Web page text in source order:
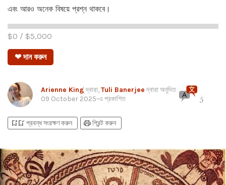
এবং আরও অনেক বিষয়ে প্রশ্ন থাকবে।
$0 / $5,000
❤ দান করুন
Arienne Kingদ্বারা,Tuli Banerjeeদ্বারা অনূদিত
09 October 2025-এ প্রকাশিত 5
bookmark_addbookmark_added প্রবন্ধ সংরক্ষণ করুন printপ্রিন্ট করুন